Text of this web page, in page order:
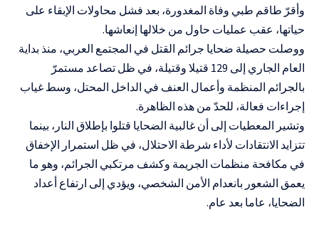
وأقرّ طاقم طبي وفاة المغدورة، بعد فشل محاولات الإبقاء على
حياتها، عقب عمليات حاول من خلالها إنعاشها.
ووصلت حصيلة ضحايا جرائم القتل في المجتمع العربي، منذ بداية
العام الجاري إلى 129 قتيلا وقتيلة، في ظل تصاعد مستمرّ
بالجرائم المنظمة وأعمال العنف في الداخل المحتل، وسط غياب
إجراءات فعالة، للحدّ من هذه الظاهرة.
وتشير المعطيات إلى أن غالبية الضحايا قتلوا بإطلاق النار، بينما
تتزايد الانتقادات لأداء شرطة الاحتلال، في ظل استمرار الإخفاق
في مكافحة منظمات الجريمة وكشف مرتكبي الجرائم، وهو ما
يعمق الشعور بانعدام الأمن الشخصي، ويؤدي إلى ارتفاع أعداد
الضحايا، عاما بعد عام.